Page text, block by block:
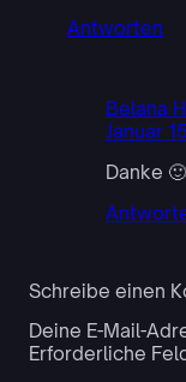
Antworten
Belana
Januar
Danke 🙂
Schreibe einen
Deine E-Mail-
Erforderliche